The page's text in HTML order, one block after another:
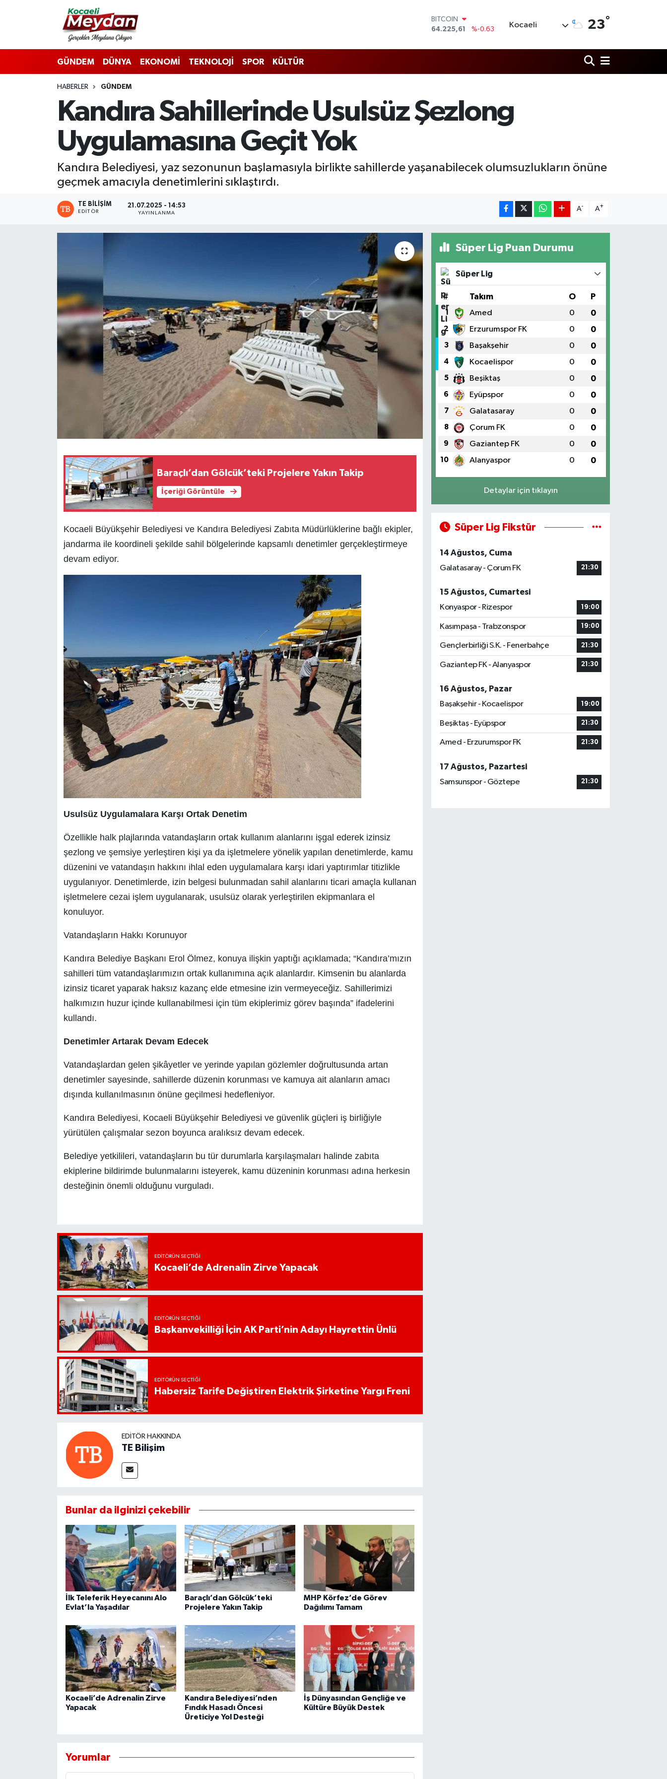
DOLAR
47,7143
%0.16
55,0317
%-0.02
13.799
%70
BITCOIN
Kocaeli 23°
GÜNDEM DÜNYA EKONOMİ TEKNOLOJİ SPOR KÜLTÜR
HABERLER GÜNDEM
Kandıra Sahillerinde Usulsüz Şezlong
Uygulamasına Geçit Yok
​​​​​​​Kandıra Belediyesi, yaz sezonunun başlamasıyla birlikte sahillerde yaşanabilecek olumsuzlukların önüne
geçmek amacıyla denetimlerini sıklaştırdı.
TE BILIŞIM
EDITÖR
21.07.2025 - 14:53
YAYINLANMA
A- A+
Baraçlı’dan Gölcük’teki Projelere Yakın Takip
İçeriği Görüntüle
Kocaeli Büyükşehir Belediyesi ve Kandıra Belediyesi Zabıta Müdürlüklerine bağlı ekipler,
jandarma ile koordineli şekilde sahil bölgelerinde kapsamlı denetimler gerçekleştirmeye
devam ediyor.
Usulsüz Uygulamalara Karşı Ortak Denetim
Özellikle halk plajlarında vatandaşların ortak kullanım alanlarını işgal ederek izinsiz
şezlong ve şemsiye yerleştiren kişi ya da işletmelere yönelik yapılan denetimlerde, kamu
düzenini ve vatandaşın hakkını ihlal eden uygulamalara karşı idari yaptırımlar titizlikle
uygulanıyor. Denetimlerde, izin belgesi bulunmadan sahil alanlarını ticari amaçla kullanan
işletmelere cezai işlem uygulanarak, usulsüz olarak yerleştirilen ekipmanlara el
konuluyor.
Vatandaşların Hakkı Korunuyor
Kandıra Belediye Başkanı Erol Ölmez, konuya ilişkin yaptığı açıklamada; “Kandıra’mızın
sahilleri tüm vatandaşlarımızın ortak kullanımına açık alanlardır. Kimsenin bu alanlarda
izinsiz ticaret yaparak haksız kazanç elde etmesine izin vermeyeceğiz. Sahillerimizi
halkımızın huzur içinde kullanabilmesi için tüm ekiplerimiz görev başında” ifadelerini
kullandı.
Denetimler Artarak Devam Edecek
Vatandaşlardan gelen şikâyetler ve yerinde yapılan gözlemler doğrultusunda artan
denetimler sayesinde, sahillerde düzenin korunması ve kamuya ait alanların amacı
dışında kullanılmasının önüne geçilmesi hedefleniyor.
Kandıra Belediyesi, Kocaeli Büyükşehir Belediyesi ve güvenlik güçleri iş birliğiyle
yürütülen çalışmalar sezon boyunca aralıksız devam edecek.
Belediye yetkilileri, vatandaşların bu tür durumlarla karşılaşmaları halinde zabıta
ekiplerine bildirimde bulunmalarını isteyerek, kamu düzeninin korunması adına herkesin
desteğinin önemli olduğunu vurguladı.
EDITÖRÜN SEÇTIĞI
Kocaeli’de Adrenalin Zirve Yapacak
EDITÖRÜN SEÇTIĞI
Başkanvekilliği İçin AK Parti’nin Adayı Hayrettin Ünlü
EDITÖRÜN SEÇTIĞI
Habersiz Tarife Değiştiren Elektrik Şirketine Yargı Freni
EDITÖR HAKKINDA
TE Bilişim
Bunlar da ilginizi çekebilir
İlk Teleferik Heyecanını Alo
Evlat’la Yaşadılar
Baraçlı’dan Gölcük’teki
Projelere Yakın Takip
MHP Körfez’de Görev
Dağılımı Tamam
Kocaeli’de Adrenalin Zirve
Yapacak
Kandıra Belediyesi’nden
Fındık Hasadı Öncesi
Üreticiye Yol Desteği
İş Dünyasından Gençliğe ve
Kültüre Büyük Destek
Yorumlar
Süper Lig Puan Durumu
Süper Lig
# Takım O P
1 Amed 0 0
2 Erzurumspor FK 0 0
3 Başakşehir 0 0
4 Kocaelispor 0 0
5 Beşiktaş 0 0
6 Eyüpspor 0 0
7 Galatasaray 0 0
8 Çorum FK 0 0
9 Gaziantep FK 0 0
10 Alanyaspor 0 0
Detaylar için tıklayın
Süper Lig Fikstür
14 Ağustos, Cuma
Galatasaray - Çorum FK
21:30
15 Ağustos, Cumartesi
Konyaspor - Rizespor
19:00
Kasımpaşa - Trabzonspor 19:00
Gençlerbirliği S.K. - Fenerbahçe 21:30
Gaziantep FK - Alanyaspor 21:30
16 Ağustos, Pazar
Başakşehir - Kocaelispor
19:00
Beşiktaş - Eyüpspor 21:30
Amed - Erzurumspor FK 21:30
17 Ağustos, Pazartesi
Samsunspor - Göztepe
21:30
Nöbetçi Eczaneler
Hava Durumu
Trafik Durumu
Süper Lig Puan Durumu ve Fikstür
Tüm Manşetler
Son Dakika Haberleri
Haber Arşivi